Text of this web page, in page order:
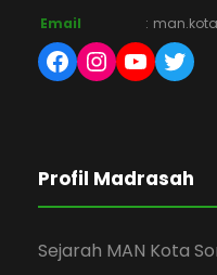
Email
:
Facebook Instagram YouTube Twitter
Profil Madrasah
Sejarah MAN Kota